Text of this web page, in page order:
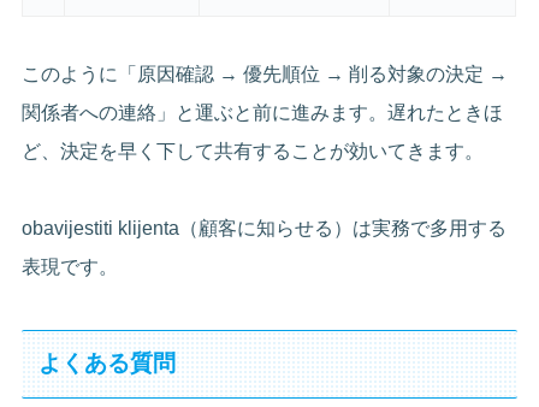
このように「原因確認 → 優先順位 → 削る対象の決定 →
関係者への連絡」と運ぶと前に進みます。遅れたときほ
ど、決定を早く下して共有することが効いてきます。
obavijestiti klijenta（顧客に知らせる）は実務で多用する
表現です。
よくある質問